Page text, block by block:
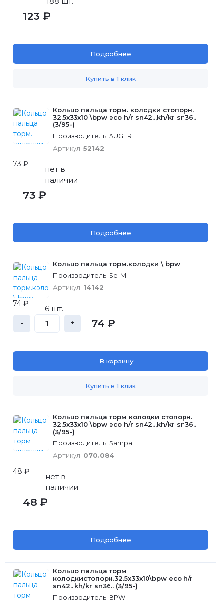
123 ₽
Подробнее
Купить в 1 клик
Кольцо пальца торм. колодки стопорн.
32.5x33x10 \bpw eco h/r sn42..,kh/kr sn36..
(3/95-)
Производитель: AUGER
Артикул: 52142
73 ₽
нет в
наличии
73 ₽
Подробнее
Кольцо пальца торм.колодки \ bpw
Производитель: Se-M
Артикул: 14142
74 ₽
6 шт.
- + 74 ₽
В корзину
Купить в 1 клик
Кольцо пальца торм колодки стопорн.
32.5x33x10 \bpw eco h/r sn42..,kh/kr sn36..
(3/95-)
Производитель: Sampa
Артикул: 070.084
48 ₽
нет в
наличии
48 ₽
Подробнее
Кольцо пальца торм
колодкистопорн.32.5x33x10\bpw eco h/r
sn42..,kh/kr sn36.. (3/95-)
Производитель: BPW